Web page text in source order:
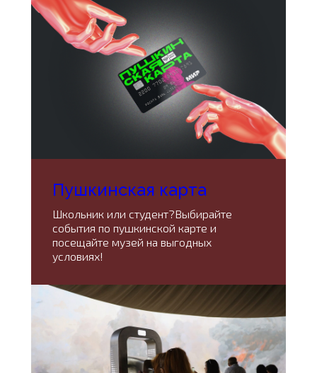
Пушкинская карта
Школьник или студент?Выбирайте
события по пушкинской карте и
посещайте музей на выгодных
условиях!